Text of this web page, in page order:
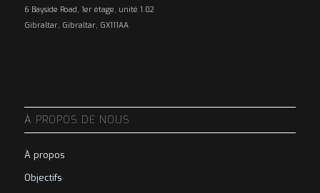
6 Bayside Road, 1er étage, unité 1.02
Gibraltar, Gibraltar, GX111AA
À PROPOS DE NOUS
À propos
Objectifs